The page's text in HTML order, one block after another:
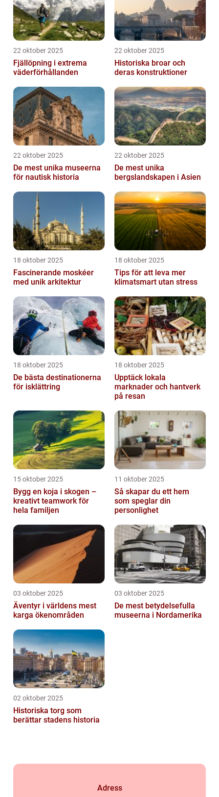
22 oktober 2025
Fjällöpning i extrema
väderförhållanden
22 oktober 2025
Historiska broar och
deras konstruktioner
22 oktober 2025
De mest unika museerna
för nautisk historia
22 oktober 2025
De mest unika
bergslandskapen i Asien
18 oktober 2025
Fascinerande moskéer
med unik arkitektur
18 oktober 2025
Tips för att leva mer
klimatsmart utan stress
18 oktober 2025
De bästa destinationerna
för isklättring
18 oktober 2025
Upptäck lokala
marknader och hantverk
på resan
15 oktober 2025
Bygg en koja i skogen –
kreativt teamwork för
hela familjen
11 oktober 2025
Så skapar du ett hem
som speglar din
personlighet
03 oktober 2025
Äventyr i världens mest
karga ökenområden
03 oktober 2025
De mest betydelsefulla
museerna i Nordamerika
02 oktober 2025
Historiska torg som
berättar stadens historia
Adress